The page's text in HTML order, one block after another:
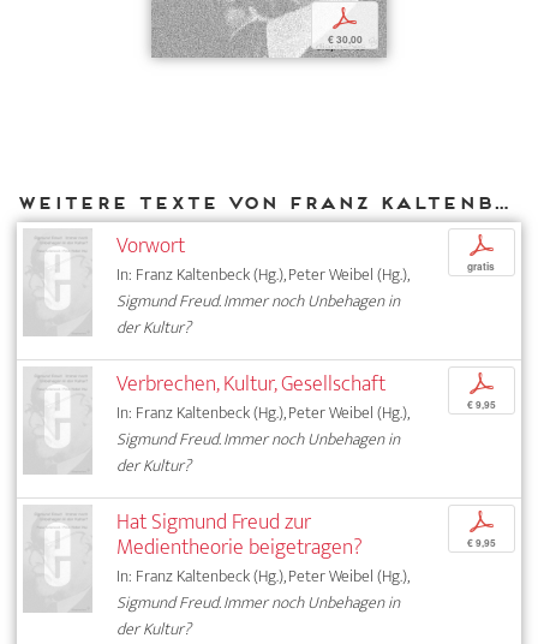
p
€ 30,00
Weitere Texte von Franz Kaltenbeck bei DIAPHANES
Vorwort
In: Franz Kaltenbeck (Hg.), Peter Weibel (Hg.),
Sigmund Freud. Immer noch Unbehagen in
der Kultur?
p
gratis
Verbrechen, Kultur, Gesellschaft
In: Franz Kaltenbeck (Hg.), Peter Weibel (Hg.),
Sigmund Freud. Immer noch Unbehagen in
der Kultur?
p
€ 9,95
Hat Sigmund Freud zur
Medientheorie beigetragen?
In: Franz Kaltenbeck (Hg.), Peter Weibel (Hg.),
Sigmund Freud. Immer noch Unbehagen in
der Kultur?
p
€ 9,95